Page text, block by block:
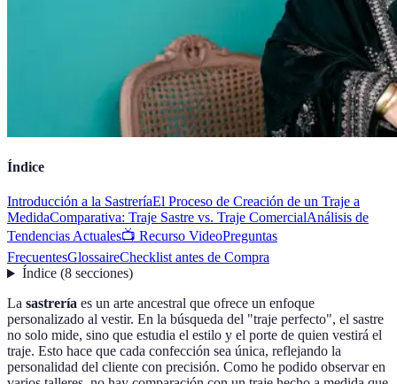
Índice
Introducción a la SastreríaEl Proceso de Creación de un Traje a
MedidaComparativa: Traje Sastre vs. Traje ComercialAnálisis de
Tendencias Actuales📺 Recurso VideoPreguntas
FrecuentesGlossaireChecklist antes de Compra
Índice(8 secciones)
La sastrería es un arte ancestral que ofrece un enfoque
personalizado al vestir. En la búsqueda del "traje perfecto", el sastre
no solo mide, sino que estudia el estilo y el porte de quien vestirá el
traje. Esto hace que cada confección sea única, reflejando la
personalidad del cliente con precisión. Como he podido observar en